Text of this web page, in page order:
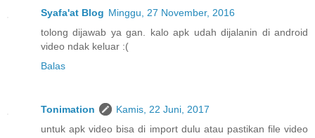
Syafa'at Blog Minggu, 27 November, 2016
tolong dijawab ya gan. kalo apk udah dijalanin di android
video ndak keluar :(
Balas
Tonimation
Kamis, 22 Juni, 2017
untuk apk video bisa di import dulu atau pastikan file video